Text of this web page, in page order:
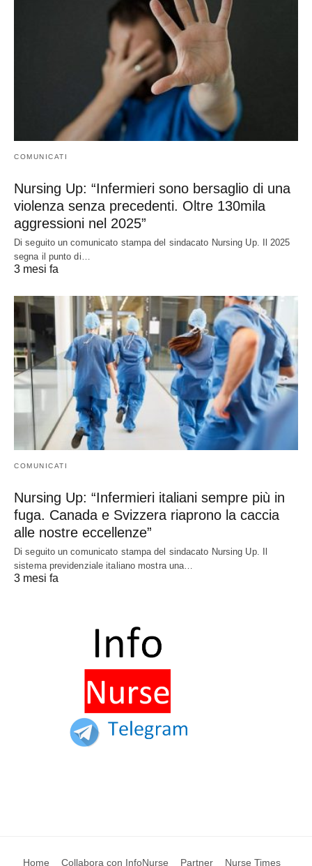
COMUNICATI
Nursing Up: “Infermieri sono bersaglio di una
violenza senza precedenti. Oltre 130mila
aggressioni nel 2025”
Di seguito un comunicato stampa del sindacato Nursing Up. Il 2025
segna il punto di…
3 mesi fa
COMUNICATI
Nursing Up: “Infermieri italiani sempre più in
fuga. Canada e Svizzera riaprono la caccia
alle nostre eccellenze”
Di seguito un comunicato stampa del sindacato Nursing Up. Il
sistema previdenziale italiano mostra una…
3 mesi fa
Home Collabora con InfoNurse Partner Nurse Times